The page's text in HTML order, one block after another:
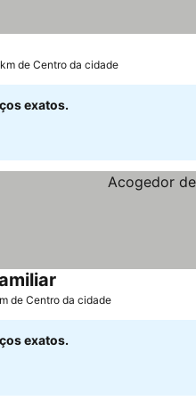
de Centro da cidade
exatos.
de Centro da cidade
exatos.